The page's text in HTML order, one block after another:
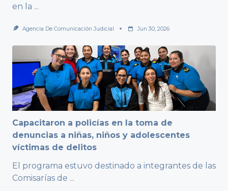
en la ...
Agencia De Comunicación Judicial Jun 30, 2026
Capacitaron a policías en la toma de
denuncias a niñas, niños y adolescentes
víctimas de delitos
El programa estuvo destinado a integrantes de las
Comisarías de ...